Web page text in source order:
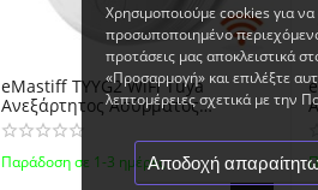
eMastiff TYYG2 WiFi Tuya
Ανεξάρτητος Ασύρματος
Ανιχνευτής Καπνού - App Control
Fire Protection Smoke Detector
Παράδοση σε 1-3 ημέρες
Χρησιμοποιούμε cookies για
προσωποποιημένο
προτάσεις μας αποκλειστικά
«Προσαρμογή» και επιλέξτε
λεπτομέρειες σχετικά με την
Αποδοχή